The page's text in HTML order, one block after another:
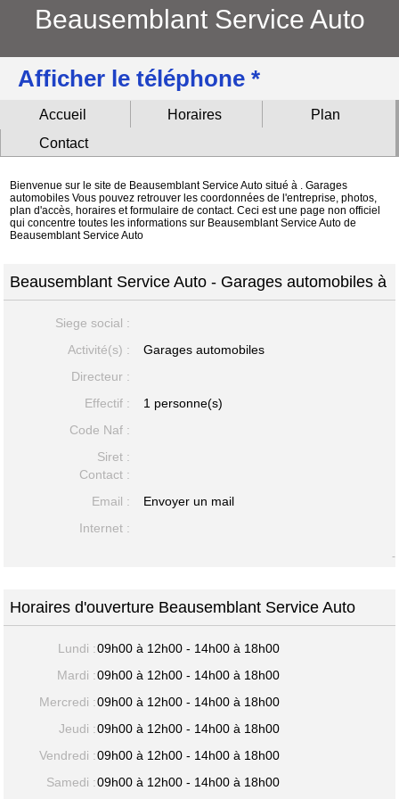
Beausemblant Service Auto
Afficher le téléphone *
Accueil Horaires
Plan
Contact
Bienvenue sur le site de Beausemblant Service Auto situé à . Garages
automobiles Vous pouvez retrouver les coordonnées de l'entreprise, photos,
plan d'accès, horaires et formulaire de contact. Ceci est une page non officiel
qui concentre toutes les informations sur Beausemblant Service Auto de
Beausemblant Service Auto
Beausemblant Service Auto - Garages automobiles à
Siege social :
Activité(s) :
Garages automobiles
Directeur :
Effectif :
1 personne(s)
Code Naf :
Siret :
Contact :
Email :
Envoyer un mail
Internet :
-
Horaires d'ouverture Beausemblant Service Auto
Lundi :09h00 à 12h00 - 14h00 à 18h00
Mardi :09h00 à 12h00 - 14h00 à 18h00
Mercredi :09h00 à 12h00 - 14h00 à 18h00
Jeudi :09h00 à 12h00 - 14h00 à 18h00
Vendredi :09h00 à 12h00 - 14h00 à 18h00
Samedi :09h00 à 12h00 - 14h00 à 18h00